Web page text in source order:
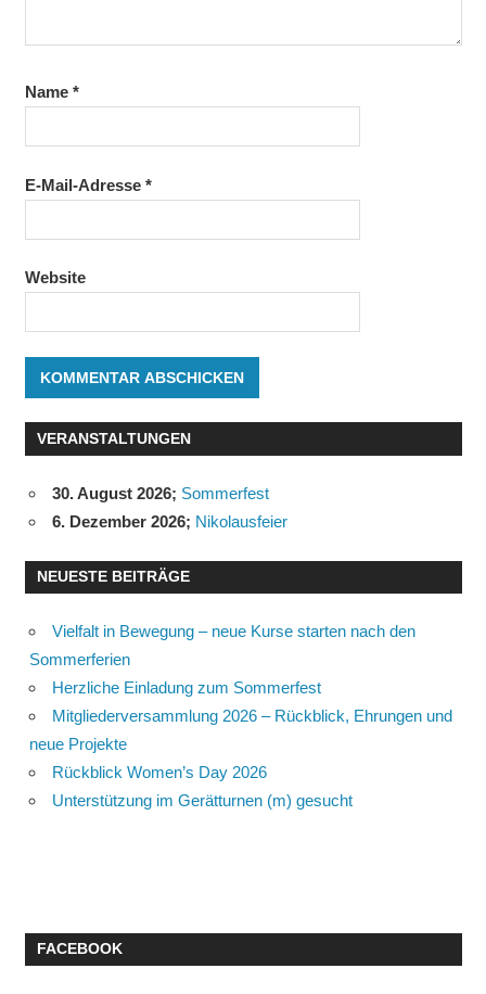
Name *
E-Mail-Adresse *
Website
VERANSTALTUNGEN
30. August 2026; Sommerfest
6. Dezember 2026; Nikolausfeier
NEUESTE BEITRÄGE
Vielfalt in Bewegung – neue Kurse starten nach den
Sommerferien
Herzliche Einladung zum Sommerfest
Mitgliederversammlung 2026 – Rückblick, Ehrungen und
neue Projekte
Rückblick Women’s Day 2026
Unterstützung im Gerätturnen (m) gesucht
FACEBOOK